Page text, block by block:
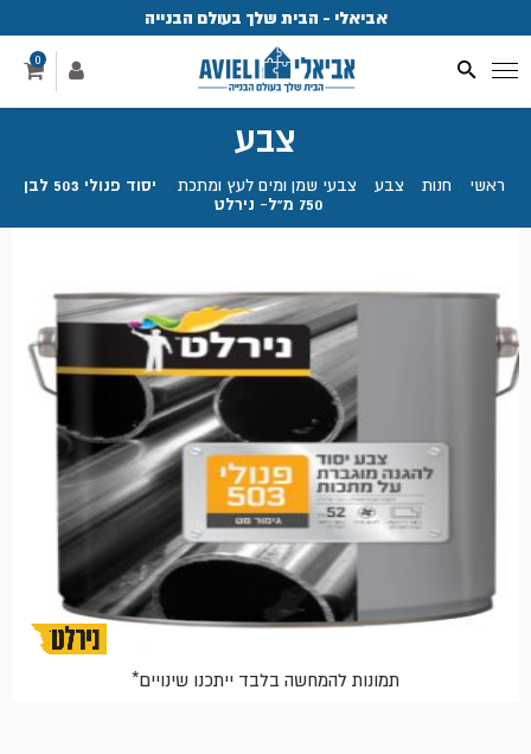
אביאלי - הבית שלך בעולם הבנייה
0
צבע
ראשי חנות צבע צבעי שמן ומים לעץ ומתכת
יסוד פנולי 503 לבן
750 מ"ל- נירלט
*תמונות להמחשה בלבד ייתכנו שינויים